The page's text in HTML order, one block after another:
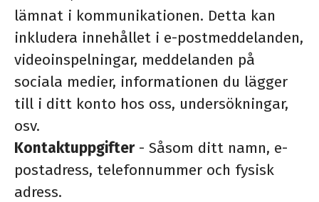
lämnat i kommunikationen. Detta kan
inkludera innehållet i e-postmeddelanden,
videoinspelningar, meddelanden på
sociala medier, informationen du lägger
till i ditt konto hos oss, undersökningar,
osv.
Kontaktuppgifter- Såsom ditt namn, e-
postadress, telefonnummer och fysisk
adress.